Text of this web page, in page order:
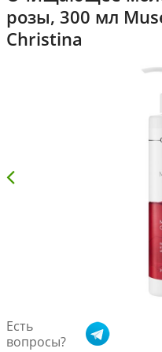
розы, 300 мл
Christina
Есть
вопросы?
M N O